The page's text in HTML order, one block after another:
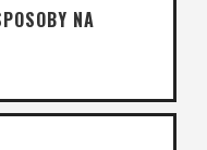
NA